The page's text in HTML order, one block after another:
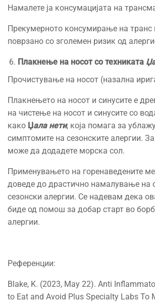
Намалете ја консумацијата на
Прекумерното консумирање на транс
поврзано со зголемен ризик од
Плакнење на носот со техниката
Прочистување на носот (назална
Плакнењето на носот и синусите e
на чистење на носот и синусите со
како Џ ала нети, која помага за
симптомите на сезонските алергии.
може да додадете морска сол.
Применувањето на горенаведените
доведе до драстично намалување на
сезонски алергии. Се надевам дека
биде од помош за добар старт во
алергии.
Референции:
Blake, K. (2023, May 22). Anti
to Eat and Avoid Plus Specialty Labs To